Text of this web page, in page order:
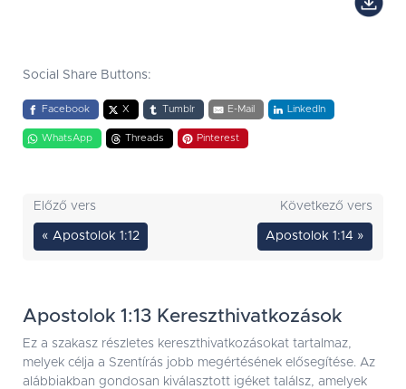
Social Share Buttons:
Facebook X Tumblr E-Mail LinkedIn
WhatsApp Threads Pinterest
Előző vers
« Apostolok 1:12
Következő vers
Apostolok 1:14 »
Apostolok 1:13 Kereszthivatkozások
Ez a szakasz részletes kereszthivatkozásokat tartalmaz,
melyek célja a Szentírás jobb megértésének elősegítése. Az
alábbiakban gondosan kiválasztott igéket találsz, amelyek